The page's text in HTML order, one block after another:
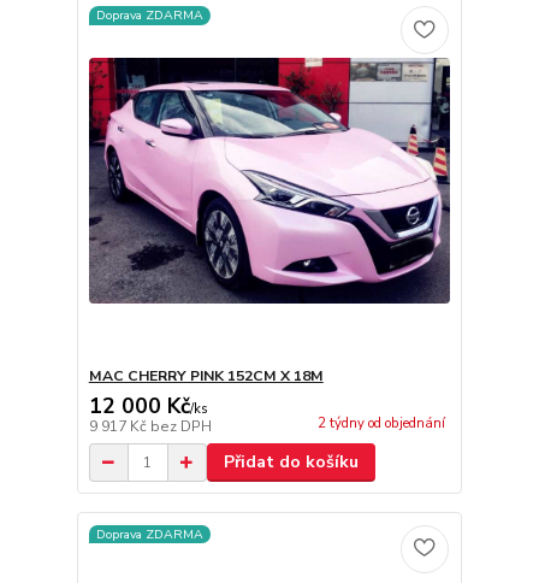
Doprava ZDARMA
MAC CHERRY PINK 152CM X 18M
12 000 Kč/ks
9 917 Kč bez DPH 2 týdny od objednání
Přidat do košíku
Doprava ZDARMA